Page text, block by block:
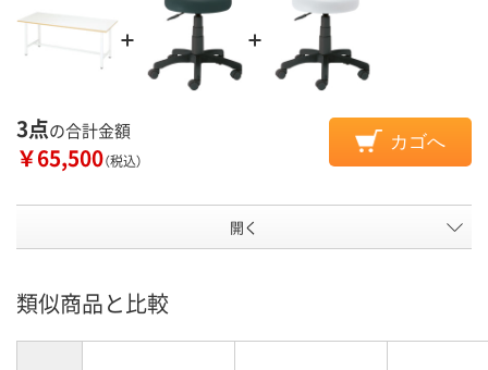
3点の合計金額
￥65,500（税込）
カゴへ
開く
類似商品と比較